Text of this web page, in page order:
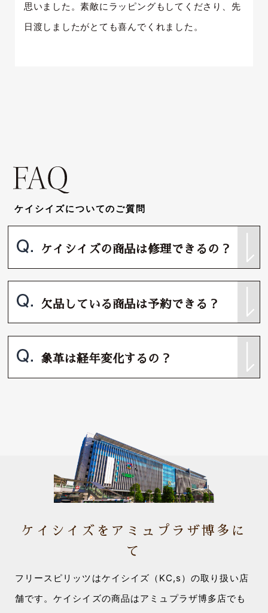
思いました。素敵にラッピングもしてくださり、先
日渡しましたがとても喜んでくれました。
ケイシイズについてのご質問
ケイシイズの商品は修理できるの？
欠品している商品は予約できる？
象革は経年変化するの？
ケイシイズをアミュプラザ博多に
て
フリースピリッツはケイシイズ（KC,s）の取り扱い店
舗です。ケイシイズの商品はアミュプラザ博多店でも